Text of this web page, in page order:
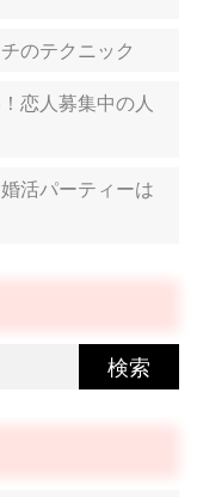
のテクニック
恋人募集中の人
活パーティーは